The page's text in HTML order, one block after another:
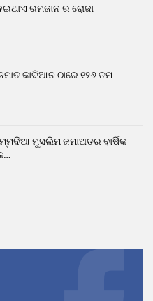
ରମଜାନ ର ରୋଜା
କାଦିଆନ ଠାରେ ୧୨୬ ତମ
ମୁସଲିମ ଜମାଅତର ବାର୍ଷିକ